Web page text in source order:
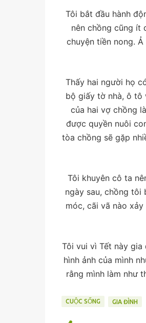
Tôi bắt đầu hành
nên chồng cũng ít
chuyện tiền nong.
Thấy hai người họ
bộ giấy tờ nhà, ô tô
của hai vợ chồng
được quyền nuôi
tòa chồng sẽ gặp
Tôi khuyên cô ta
ngày sau, chồng tôi
móc, cãi vã nào
Tôi vui vì Tết này
hình ảnh của mình
rằng mình làm như
CUỘC SỐNG GIA ĐÌNH